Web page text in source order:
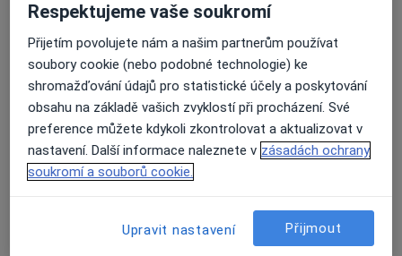
Ortodoncie
Jugoslávských partyzánů 18/635, Praha16000
Přiblížit mapuse otevře v nové záložce
Dostupnost
Na této adrese online kalendář není aktivní
Co mám v takové situaci udělat?
Víceo adrese
Respektujeme vaše soukromí
Přijetím povolujete nám a našim partnerům používat
soubory cookie (nebo podobné technologie) ke
shromažďování údajů pro statistické účely a poskytování
obsahu na základě vašich zvyklostí při procházení. Své
preference můžete kdykoli zkontrolovat a aktualizovat v
nastavení. Další informace naleznete v zásadách ochrany
soukromí a souborů cookie.
Upravit nastavení Přijmout